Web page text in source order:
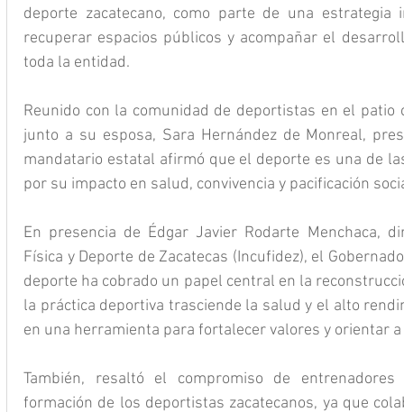
deporte zacatecano, como parte de una estrategia
recuperar espacios públicos y acompañar el
toda la entidad.
Reunido con la comunidad de deportistas en el patio
junto a su esposa, Sara Hernández de Monreal,
mandatario estatal afirmó que el deporte es una de
por su impacto en salud, convivencia y pacificación
En presencia de Édgar Javier Rodarte Menchaca,
Física y Deporte de Zacatecas (Incufidez), el
deporte ha cobrado un papel central en la
la práctica deportiva trasciende la salud y el alto
en una herramienta para fortalecer valores y orientar
También, resaltó el compromiso de
formación de los deportistas zacatecanos, ya que